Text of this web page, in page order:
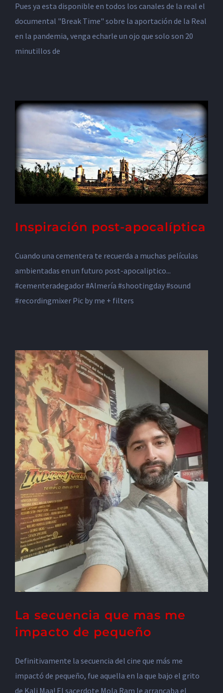
Pues ya esta disponible en todos los canales de la real el
documental "Break Time" sobre la aportación de la Real
en la pandemia, venga echarle un ojo que solo son 20
minutillos de
Inspiración post-
apocalíptica
Inspiración post-apocalíptica
Cuando una cementera te recuerda a muchas películas
ambientadas en un futuro post-apocaliptico...
#cementeradegador #Almería #shootingday #sound
#recordingmixer Pic by me + filters
La secuencia que mas me
impacto de pequeño
La secuencia que mas me
impacto de pequeño
Definitivamente la secuencia del cine que más me
impactó de pequeño, fue aquella en la que bajo el grito
de Kali Maa! El sacerdote Mola Ram le arrancaba el